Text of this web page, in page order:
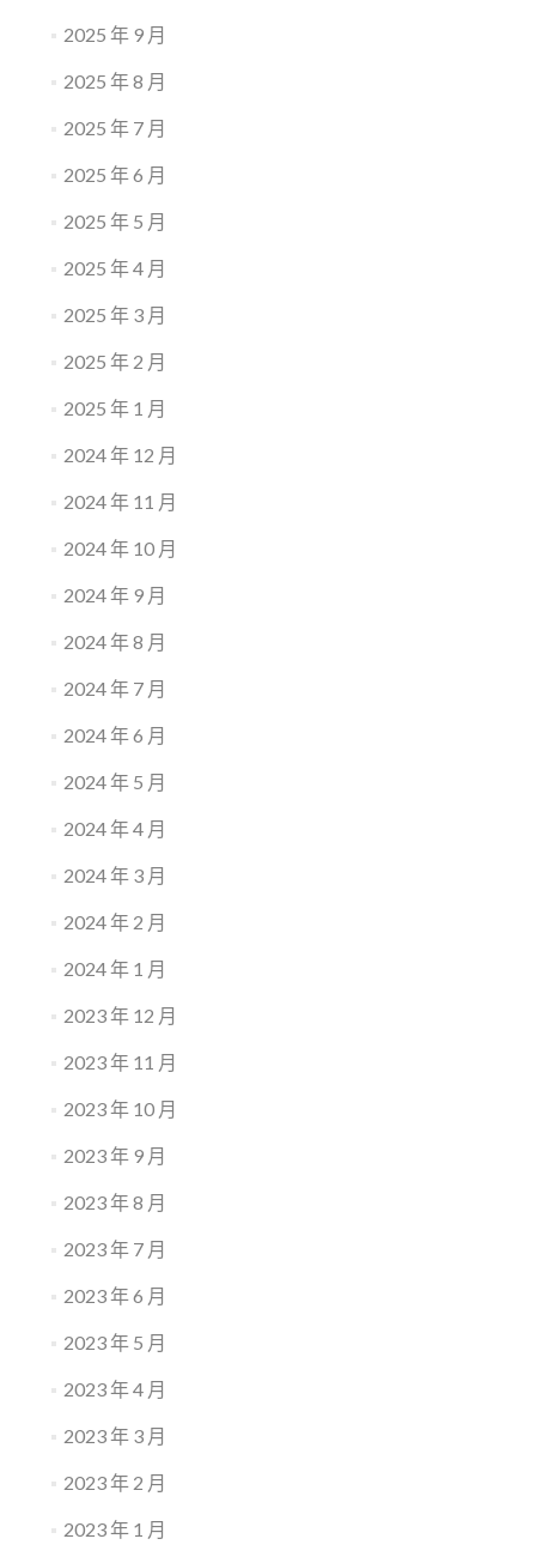
2025 年 9 月
2025 年 8 月
2025 年 7 月
2025 年 6 月
2025 年 5 月
2025 年 4 月
2025 年 3 月
2025 年 2 月
2025 年 1 月
2024 年 12 月
2024 年 11 月
2024 年 10 月
2024 年 9 月
2024 年 8 月
2024 年 7 月
2024 年 6 月
2024 年 5 月
2024 年 4 月
2024 年 3 月
2024 年 2 月
2024 年 1 月
2023 年 12 月
2023 年 11 月
2023 年 10 月
2023 年 9 月
2023 年 8 月
2023 年 7 月
2023 年 6 月
2023 年 5 月
2023 年 4 月
2023 年 3 月
2023 年 2 月
2023 年 1 月